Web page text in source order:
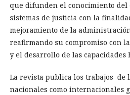
que difunden el conocimiento del
sistemas de justicia con la
mejoramiento de la
reafirmando su compromiso con
y el desarrollo de las capacidades
La revista publica los trabajos de
nacionales como internacionales